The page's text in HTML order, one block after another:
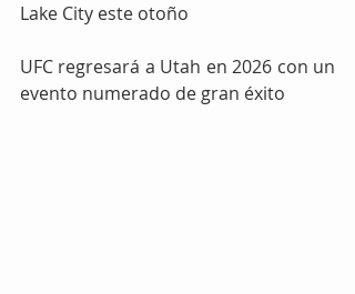
Lake City este otoño
UFC regresará a Utah en 2026 con un
evento numerado de gran éxito